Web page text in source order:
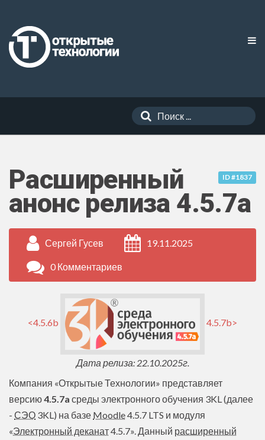
ID #1837
Расширенный
анонс релиза 4.5.7a
Сергей Гусев 19.11.2025
0 Комментариев
<4.5.6b 4.5.7b>
Дата релиза: 22.10.2025г.
Компания «Открытые Технологии» представляет
версию4.5.7a среды электронного обучения 3KL (далее
- СЭО 3KL) на базе Moodle4.5.7 LTS и модуля
«Электронный деканат4.5.7». Данный расширенный